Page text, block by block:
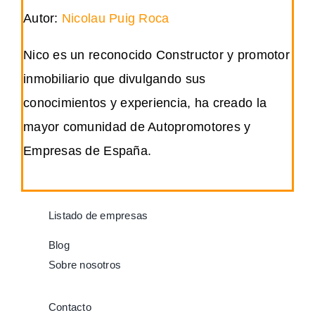
Autor: Nicolau Puig Roca
Nico es un reconocido Constructor y promotor
inmobiliario que divulgando sus
conocimientos y experiencia, ha creado la
mayor comunidad de Autopromotores y
Empresas de España.
Listado de empresas
Blog
Sobre nosotros
Contacto